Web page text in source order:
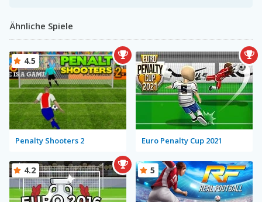
Ähnliche Spiele
Penalty Shooters 2
4.5
Euro Penalty Cup 2021
4.2 5